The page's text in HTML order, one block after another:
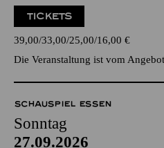
TICKETS
39,00 33,00 25,00 16,00 €
Die Veranstaltung ist vom
SCHAUSPIEL ESSEN
Sonntag
27.09.2026